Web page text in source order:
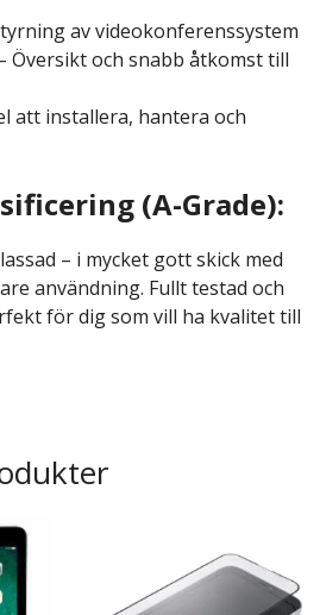
av videokonferenssystem
Översikt och snabb åtkomst till
att installera, hantera och
(A-Grade):
– i mycket gott skick med
användning. Fullt testad och
för dig som vill ha kvalitet till